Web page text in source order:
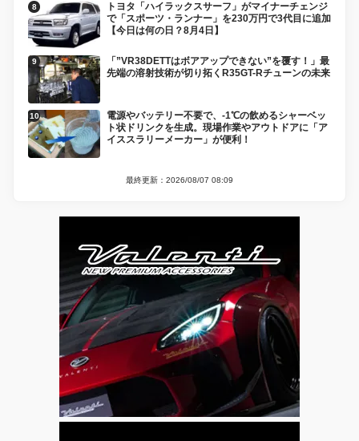
トヨタ「ハイラックスサーフ」がマイナーチェンジ
で「スポーツ・ランナー」を230万円で3代目に追加
【今日は何の日？8月4日】
「”VR38DETTはボアアップできない”を覆す！」最
先端の溶射技術が切り拓くR35GT-Rチューンの未来
電源やバッテリー不要で、-1℃の飲めるシャーベッ
ト状ドリンクを生成。現場作業やアウトドアに「ア
イススラリーメーカー」が便利！
最終更新：2026/08/07 08:09